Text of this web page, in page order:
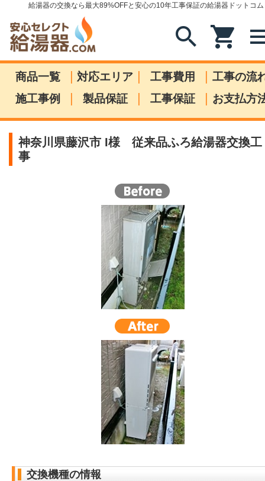
給湯器の交換なら最大89%OFFと安心の10年工事保証の給湯器ドットコム
search shopping_cart
商品一覧 | 対応エリア | 工事費用 | 工事の流
施工事例
| 製品保証 | 工事保証 | お支払方
神奈川県藤沢市 I様 従来品ふろ給湯器交換工
事
交換機種の情報